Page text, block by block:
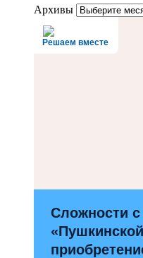
Архивы
Решаем вместе
Сложности